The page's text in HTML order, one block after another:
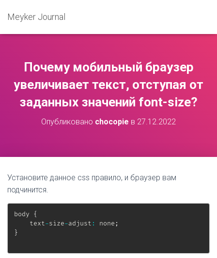
Meyker Journal
Почему мобильный браузер
увеличивает текст, отступая от
заданных значений font-size?
Опубликовано chocopie в 27.12.2022
Установите данное css правило, и браузер вам
подчинится.
body {
    text
-size-adjust : none ;
}